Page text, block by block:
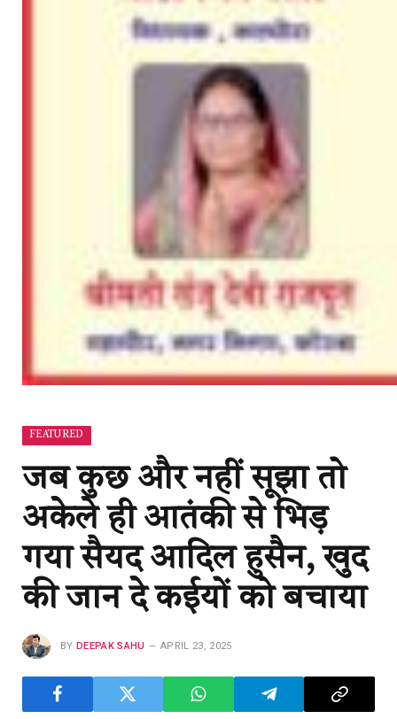
FEATURED
जब कुछ और नहीं सूझा तो
अकेले ही आतंकी से भिड़
गया सैयद आदिल हुसैन, खुद
की जान दे कईयों को बचाया
BY DEEPAK SAHU APRIL 23, 2025